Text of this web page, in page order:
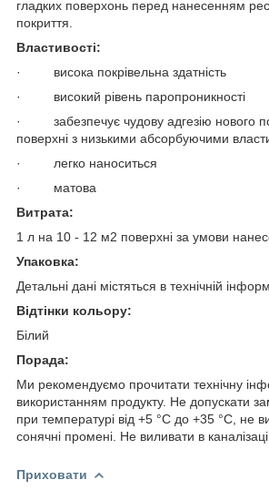
гладких поверхонь перед нанесенням
покриття.
Властивості:
· висока покрівельна здатність
· високий рівень паропроникності
· забезпечує чудову адгезію нового
поверхні з низькими абсорбуючими
· легко наноситься
· матова
Витрата:
1 л на 10 - 12 м2 поверхні за умови
Упаковка:
Детальні дані містяться в технічній
Відтінки кольору:
Білий
Порада:
Ми рекомендуємо прочитати технічну
використанням продукту. Не допускати
при температурі від +5 °C до +35 °C, не
сонячні промені. Не виливати в
Приховати